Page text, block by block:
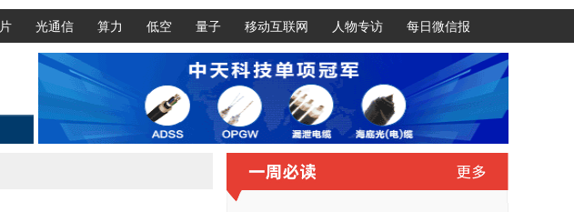
光通信 算力 低空 量子 移动互联网 人物专访 每日微信报